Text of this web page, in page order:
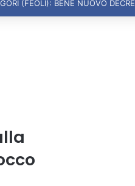
(FEOLI): BENE NUOVO